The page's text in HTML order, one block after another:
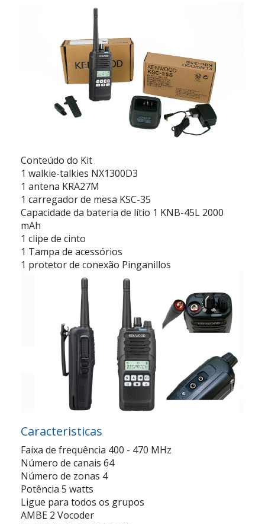
Conteúdo do Kit
1 walkie-talkies NX1300D3
1 antena KRA27M
1 carregador de mesa KSC-35
Capacidade da bateria de lítio 1 KNB-45L 2000
mAh
1 clipe de cinto
1 Tampa de acessórios
1 protetor de conexão Pinganillos
Caracteristicas
Faixa de frequência 400 - 470 MHz
Número de canais 64
Número de zonas 4
Potência 5 watts
Ligue para todos os grupos
AMBE 2 Vocoder